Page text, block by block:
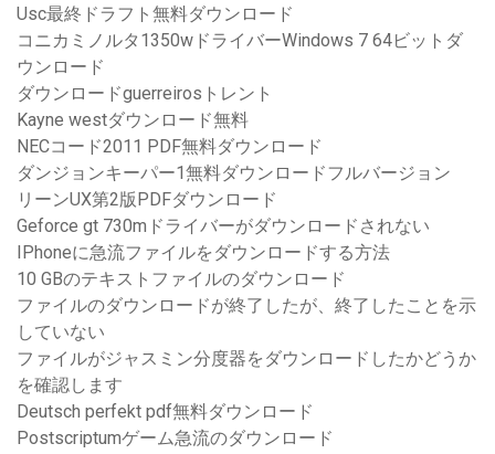
Usc最終ドラフト無料ダウンロード
コニカミノルタ1350wドライバーWindows 7 64ビットダ
ウンロード
ダウンロードguerreirosトレント
Kayne westダウンロード無料
NECコード2011 PDF無料ダウンロード
ダンジョンキーパー1無料ダウンロードフルバージョン
リーンUX第2版PDFダウンロード
Geforce gt 730mドライバーがダウンロードされない
IPhoneに急流ファイルをダウンロードする方法
10 GBのテキストファイルのダウンロード
ファイルのダウンロードが終了したが、終了したことを示
していない
ファイルがジャスミン分度器をダウンロードしたかどうか
を確認します
Deutsch perfekt pdf無料ダウンロード
Postscriptumゲーム急流のダウンロード